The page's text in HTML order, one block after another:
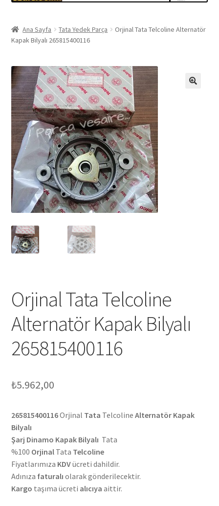
Ana Sayfa Tata Yedek Parça
Orjinal Tata Telcoline Alternatör
Kapak Bilyalı 265815400116
Orjinal Tata Telcoline
Alternatör Kapak Bilyalı
265815400116
₺5.962,00
265815400116Orjinal Tata Telcoline Alternatör Kapak
Bilyalı
Şarj Dinamo Kapak Bilyalı Tata
%100 OrjinalTata Telcoline
Fiyatlarımıza KDVücreti dahildir.
Adınıza faturalı olarak gönderilecektir.
Kargo taşıma ücreti alıcıya aittir.